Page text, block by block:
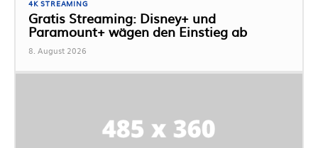
4K STREAMING
Gratis Streaming: Disney+ und
Paramount+ wägen den Einstieg ab
8. August 2026